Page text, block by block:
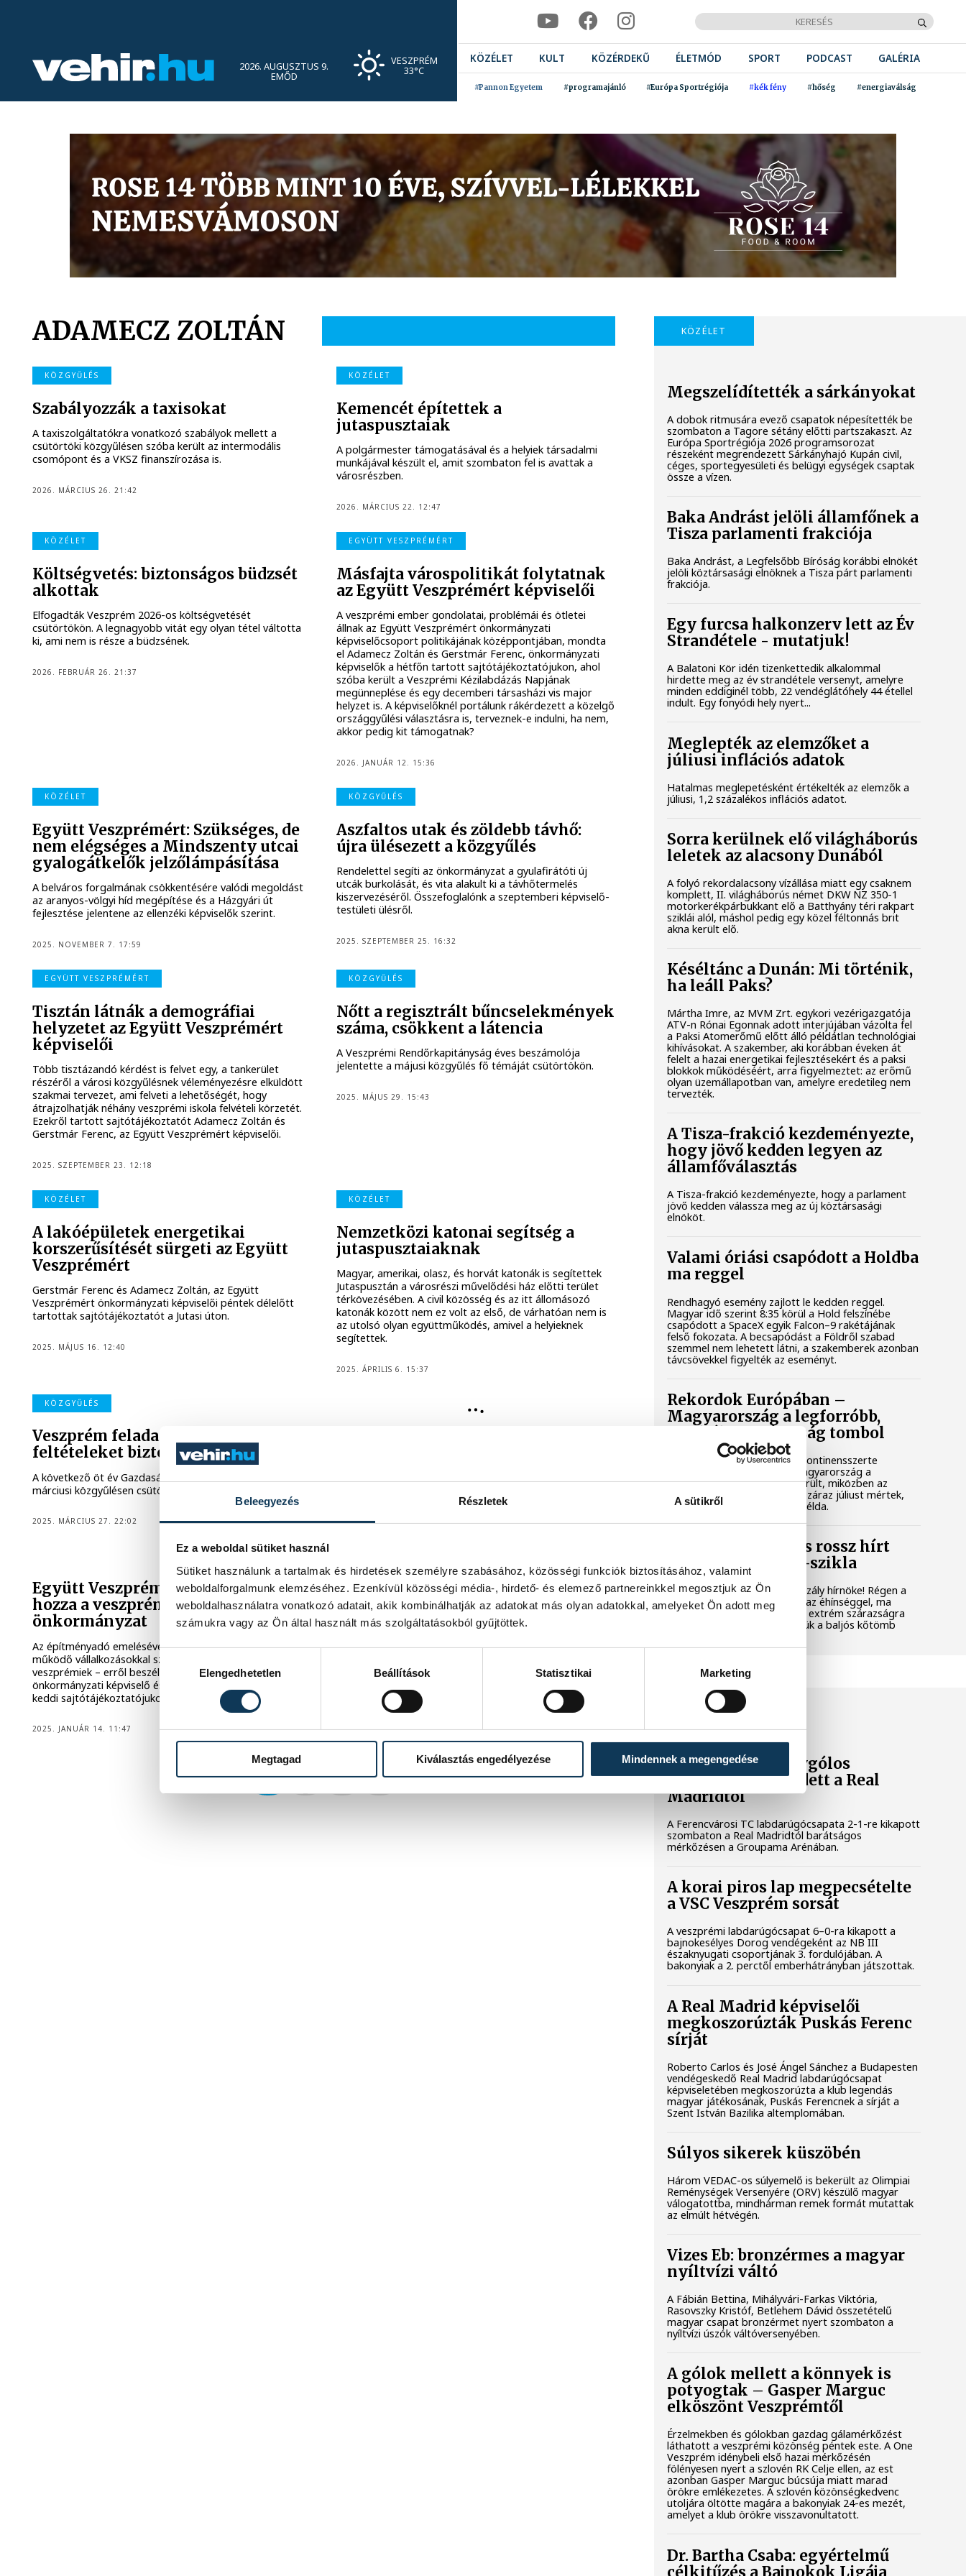
Beleegyezés Részletek A sütikről
Ez a weboldal sütiket használ
Sütiket használunk a tartalmak és hirdetések személyre szabásához, közösségi funkciók biztosításához, valamint
weboldalforgalmunk elemzéséhez. Ezenkívül közösségi média-, hirdető- és elemező partnereinkkel megosztjuk az Ön
weboldalhasználatra vonatkozó adatait, akik kombinálhatják az adatokat más olyan adatokkal, amelyeket Ön adott meg
számukra vagy az Ön által használt más szolgáltatásokból gyűjtöttek.
Hozzájárulás kiválasztása
Elengedhetetlen
Beállítások Statisztikai Marketing
Megtagad Kiválasztás engedélyezése Mindennek a megengedése
2026. AUGUSZTUS 9.
EMŐD
VESZPRÉM
33°C
KÖZÉLET KULT KÖZÉRDEKŰ ÉLETMÓD SPORT PODCAST GALÉRIA
#Pannon Egyetem #programajánló #Európa Sportrégiója #kék fény #hőség #energiaválság
ADAMECZ ZOLTÁN
KÖZGYŰLÉS
Szabályozzák a taxisokat
A taxiszolgáltatókra vonatkozó szabályok mellett a
csütörtöki közgyűlésen szóba került az intermodális
csomópont és a VKSZ finanszírozása is.
2026. MÁRCIUS 26. 21:42
KÖZÉLET
Kemencét építettek a
jutaspusztaiak
A polgármester támogatásával és a helyiek társadalmi
munkájával készült el, amit szombaton fel is avattak a
városrészben.
2026. MÁRCIUS 22. 12:47
KÖZÉLET
Költségvetés: biztonságos büdzsét
alkottak
Elfogadták Veszprém 2026-os költségvetését
csütörtökön. A legnagyobb vitát egy olyan tétel váltotta
ki, ami nem is része a büdzsének.
2026. FEBRUÁR 26. 21:37
EGYÜTT VESZPRÉMÉRT
Másfajta várospolitikát folytatnak
az Együtt Veszprémért képviselői
A veszprémi ember gondolatai, problémái és ötletei
állnak az Együtt Veszprémért önkormányzati
képviselőcsoport politikájának középpontjában, mondta
el Adamecz Zoltán és Gerstmár Ferenc, önkormányzati
képviselők a hétfőn tartott sajtótájékoztatójukon, ahol
szóba került a Veszprémi Kézilabdázás Napjának
megünneplése és egy decemberi társasházi vis major
helyzet is. A képviselőknél portálunk rákérdezett a közelgő
országgyűlési választásra is, terveznek-e indulni, ha nem,
akkor pedig kit támogatnak?
2026. JANUÁR 12. 15:36
KÖZÉLET
Együtt Veszprémért: Szükséges, de
nem elégséges a Mindszenty utcai
gyalogátkelők jelzőlámpásítása
A belváros forgalmának csökkentésére valódi megoldást
az aranyos-völgyi híd megépítése és a Házgyári út
fejlesztése jelentene az ellenzéki képviselők szerint.
2025. NOVEMBER 7. 17:59
KÖZGYŰLÉS
Aszfaltos utak és zöldebb távhő:
újra ülésezett a közgyűlés
Rendelettel segíti az önkormányzat a gyulafirátóti új
utcák burkolását, és vita alakult ki a távhőtermelés
kiszervezéséről. Összefoglalónk a szeptemberi képviselő-
testületi ülésről.
2025. SZEPTEMBER 25. 16:32
EGYÜTT VESZPRÉMÉRT
Tisztán látnák a demográfiai
helyzetet az Együtt Veszprémért
képviselői
Több tisztázandó kérdést is felvet egy, a tankerület
részéről a városi közgyűlésnek véleményezésre elküldött
szakmai tervezet, ami felveti a lehetőségét, hogy
átrajzolhatják néhány veszprémi iskola felvételi körzetét.
Ezekről tartott sajtótájékoztatót Adamecz Zoltán és
Gerstmár Ferenc, az Együtt Veszprémért képviselői.
2025. SZEPTEMBER 23. 12:18
KÖZGYŰLÉS
Nőtt a regisztrált bűncselekmények
száma, csökkent a látencia
A Veszprémi Rendőrkapitányság éves beszámolója
jelentette a májusi közgyűlés fő témáját csütörtökön.
2025. MÁJUS 29. 15:43
KÖZÉLET
A lakóépületek energetikai
korszerűsítését sürgeti az Együtt
Veszprémért
Gerstmár Ferenc és Adamecz Zoltán, az Együtt
Veszprémért önkormányzati képviselői péntek délelőtt
tartottak sajtótájékoztatót a Jutasi úton.
2025. MÁJUS 16. 12:40
KÖZÉLET
Nemzetközi katonai segítség a
jutaspusztaiaknak
Magyar, amerikai, olasz, és horvát katonák is segítettek
Jutaspusztán a városrészi művelődési ház előtti terület
térkövezésében. A civil közösség és az itt állomásozó
katonák között nem ez volt az első, de várhatóan nem is
az utolsó olyan együttműködés, amivel a helyieknek
segítettek.
2025. ÁPRILIS 6. 15:37
KÖZGYŰLÉS
Veszprém feladata, hogy élhető
feltételeket biztosítson
A következő öt év Gazdasági Programjáról is döntöttek a
márciusi közgyűlésen csütörtökön.
2025. MÁRCIUS 27. 22:02 2025. FEBRUÁR 27. 15:56
Együtt Veszprémért: hátrányba
hozza a veszprémi vállalkozókat az
önkormányzat
Az építményadó emelésével a környékbeli településeken
működő vállalkozásokkal szemben hátrányba kerültek a
veszprémiek – erről beszélt Adamecz Zoltán
önkormányzati képviselő és Varga József képviselőjelölt
keddi sajtótájékoztatójukon.
2025. JANUÁR 14. 11:47
Varga József lesz az Együtt
Veszprémért jelöltje
Helyi vállalkozót indít az Együtt Veszprémért az időközi
2024. NOVEMBER 19. 14:28
1 2
KÖZÉLET
Megszelídítették a sárkányokat
A dobok ritmusára evező csapatok népesítették be
szombaton a Tagore sétány előtti partszakaszt. Az
Európa Sportrégiója 2026 programsorozat
részeként megrendezett Sárkányhajó Kupán civil,
céges, sportegyesületi és belügyi egységek csaptak
össze a vízen.
Baka Andrást jelöli államfőnek a
Tisza parlamenti frakciója
Baka Andrást, a Legfelsőbb Bíróság korábbi elnökét
jelöli köztársasági elnöknek a Tisza párt parlamenti
frakciója.
Egy furcsa halkonzerv lett az Év
Strandétele - mutatjuk!
A Balatoni Kör idén tizenkettedik alkalommal
hirdette meg az év strandétele versenyt, amelyre
minden eddiginél több, 22 vendéglátóhely 44 étellel
indult. Egy fonyódi hely nyert...
Meglepték az elemzőket a
júliusi inflációs adatok
Hatalmas meglepetésként értékelték az elemzők a
júliusi, 1,2 százalékos inflációs adatot.
Sorra kerülnek elő világháborús
leletek az alacsony Dunából
A folyó rekordalacsony vízállása miatt egy csaknem
komplett, II. világháborús német DKW NZ 350-1
motorkerékpárbukkant elő a Batthyány téri rakpart
sziklái alól, máshol pedig egy közel féltonnás brit
akna került elő.
Késéltánc a Dunán: Mi történik,
ha leáll Paks?
Mártha Imre, az MVM Zrt. egykori vezérigazgatója
ATV-n Rónai Egonnak adott interjújában vázolta fel
a Paksi Atomerőmű előtt álló példátlan technológiai
kihívásokat. A szakember, aki korábban éveken át
felelt a hazai energetikai fejlesztésekért és a paksi
blokkok működéséért, arra figyelmeztet: az erőmű
olyan üzemállapotban van, amelyre eredetileg nem
tervezték.
A Tisza-frakció kezdeményezte,
hogy jövő kedden legyen az
államfőválasztás
A Tisza-frakció kezdeményezte, hogy a parlament
jövő kedden válassza meg az új köztársasági
elnököt.
Valami óriási csapódott a Holdba
ma reggel
Rendhagyó esemény zajlott le kedden reggel.
Magyar idő szerint 8:35 körül a Hold felszínébe
csapódott a SpaceX egyik Falcon–9 rakétájának
felső fokozata. A becsapódást a Földről szabad
szemmel nem lehetett látni, a szakemberek azonban
távcsövekkel figyelték az eseményt.
Rekordok Európában –
Magyarország a legforróbb,
Angliában szárazság tombol
Rá sem ismerünk Európára, kontinensszerte
rekordokat dönt a hőség. Magyarország a
legforróbb országok közé került, miközben az
Egyesült Királyságban olyan száraz júliust mértek,
amilyenre 155 éve nem volt példa.
A múltban és ma is rossz hírt
hoz a dunai Ínség-szikla
Újra kilátszik a Dunából az aszály hírnöke! Régen a
felbukkanása egyet jelentett az éhínséggel, ma
pedig a klímaváltozás okozta extrém szárazságra
hívja fel a figyelmet. Elmeséljük a baljós kőtömb
SPORT
A Ferencváros egygólos
vereséget szenvedett a Real
Madridtól
A Ferencvárosi TC labdarúgócsapata 2-1-re kikapott
szombaton a Real Madridtól barátságos
mérkőzésen a Groupama Arénában.
A korai piros lap megpecsételte
a VSC Veszprém sorsát
A veszprémi labdarúgócsapat 6–0-ra kikapott a
bajnokesélyes Dorog vendégeként az NB III
északnyugati csoportjának 3. fordulójában. A
bakonyiak a 2. perctől emberhátrányban játszottak.
A Real Madrid képviselői
megkoszorúzták Puskás Ferenc
sírját
Roberto Carlos és José Ángel Sánchez a Budapesten
vendégeskedő Real Madrid labdarúgócsapat
képviseletében megkoszorúzta a klub legendás
magyar játékosának, Puskás Ferencnek a sírját a
Szent István Bazilika altemplomában.
Súlyos sikerek küszöbén
Három VEDAC-os súlyemelő is bekerült az Olimpiai
Reménységek Versenyére (ORV) készülő magyar
válogatottba, mindhárman remek formát mutattak
az elmúlt hétvégén.
Vizes Eb: bronzérmes a magyar
nyíltvízi váltó
A Fábián Bettina, Mihályvári-Farkas Viktória,
Rasovszky Kristóf, Betlehem Dávid összetételű
magyar csapat bronzérmet nyert szombaton a
nyíltvízi úszók váltóversenyében.
A gólok mellett a könnyek is
potyogtak – Gasper Marguc
elköszönt Veszprémtől
Érzelmekben és gólokban gazdag gálamérkőzést
láthatott a veszprémi közönség péntek este. A One
Veszprém idénybeli első hazai mérkőzésén
fölényesen nyert a szlovén RK Celje ellen, az est
azonban Gasper Marguc búcsúja miatt marad
örökre emlékezetes. A szlovén közönségkedvenc
utoljára öltötte magára a bakonyiak 24-es mezét,
amelyet a klub örökre visszavonultatott.
Dr. Bartha Csaba: egyértelmű
célkitűzés a Bajnokok Ligája